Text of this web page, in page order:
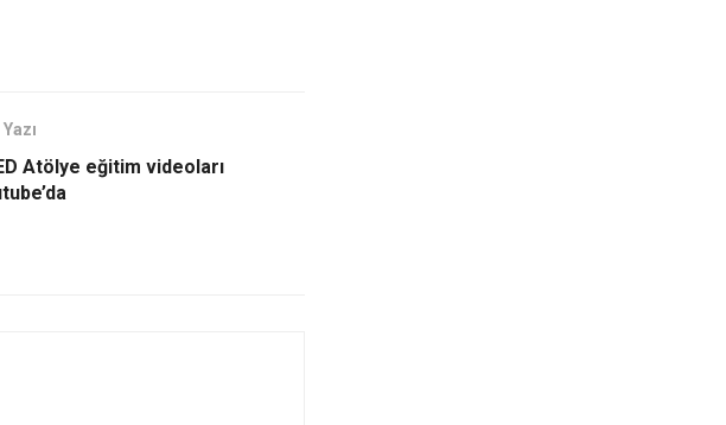
Atölye eğitim videoları